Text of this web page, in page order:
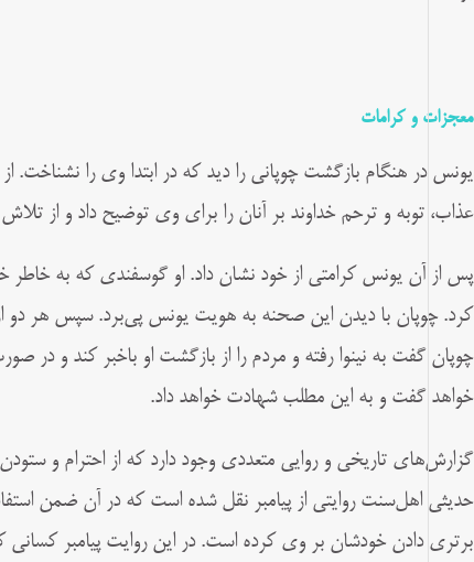
معجزات و کرامات
یونس در هنگام بازگشت چوپانی را دید که در ابتدا وی را نشناخت. از
عذاب، توبه و ترحم خداوند بر آنان را برای وی توضیح داد و از
پس از آن یونس کرامتی از خود نشان داد. او گوسفندی که به خاطر
کرد. چوپان با دیدن این صحنه به هویت یونس پی‌برد. سپس هر دو
چوپان گفت به نینوا رفته و مردم را از بازگشت او باخبر کند و در
خواهد گفت و به این مطلب شهادت خواهد داد.
گزارش‌های تاریخی و روایی متعددی وجود دارد که از احترام و
حدیثی اهل‌سنت روایتی از پیامبر نقل شده است که در آن ضمن
برتری دادن خودشان بر وی کرده‌ است. در این روایت پیامبر کسانی